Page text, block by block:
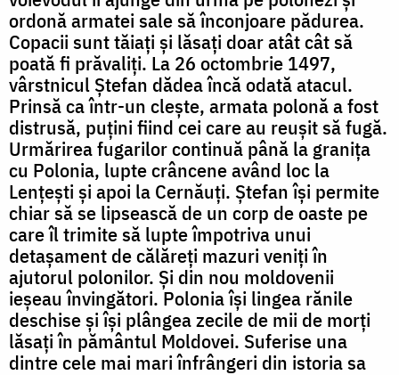
ordonă armatei sale să înconjoare pădurea.
Copacii sunt tăiați și lăsați doar atât cât să
poată fi prăvaliți. La 26 octombrie 1497,
vârstnicul Ștefan dădea încă odată atacul.
Prinsă ca într-un clește, armata polonă a fost
distrusă, puțini fiind cei care au reușit să fugă.
Urmărirea fugarilor continuă până la granița
cu Polonia, lupte crâncene având loc la
Lențești și apoi la Cernăuți. Ștefan își permite
chiar să se lipsească de un corp de oaste pe
care îl trimite să lupte împotriva unui
detașament de călăreți mazuri veniți în
ajutorul polonilor. Și din nou moldovenii
ieșeau învingători. Polonia își lingea rănile
deschise și își plângea zecile de mii de morți
lăsați în pământul Moldovei. Suferise una
dintre cele mai mari înfrângeri din istoria sa